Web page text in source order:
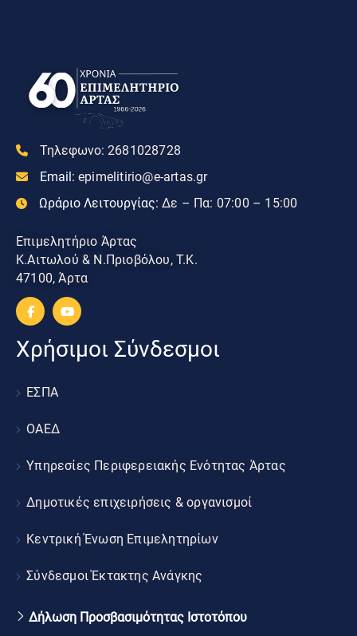
Τηλεφωνο: 2681028728
Email: epimelitirio@e-artas.gr
Ωράριο Λειτουργίας: Δε – Πα: 07:00 – 15:00
Επιμελητήριο Άρτας
Κ.Αιτωλού & Ν.Πριοβόλου, Τ.Κ.
47100, Άρτα
Χρήσιμοι Σύνδεσμοι
ΕΣΠΑ
ΟΑΕΔ
Υπηρεσίες Περιφερειακής Ενότητας Άρτας
Δημοτικές επιχειρήσεις & οργανισμοί
Κεντρική Ένωση Επιμελητηρίων
Σύνδεσμοι Έκτακτης Ανάγκης
Δήλωση Προσβασιμότητας Ιστοτόπου